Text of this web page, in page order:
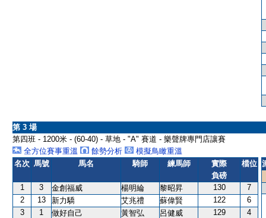
第 3 場
第四班 - 1200米 - (60-40) - 草地 - "A" 賽道 - 樂聲牌專門店讓賽
全方位賽事重溫
餘勢分析
模擬鳥瞰重溫
名次 馬號 馬名 騎師 練馬師
實際
負磅
檔位
1 3 金創福威 楊明綸 黎昭昇 130
7
2
13 新力驕 艾兆禮 蘇偉賢 122
6
3
1 做好自己 黃智弘 呂健威 129
4